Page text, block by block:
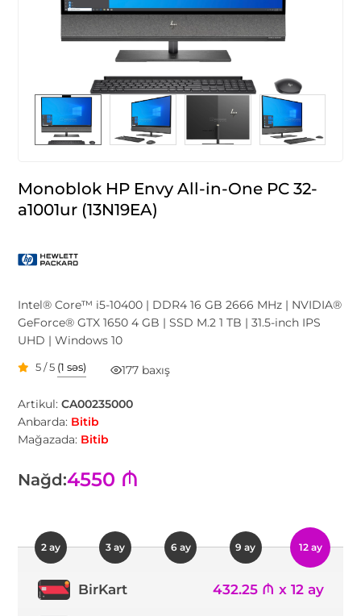
Monoblok HP Envy All-in-One PC 32-
a1001ur (13N19EA)
Intel® Core™ i5-10400 | DDR4 16 GB 2666 MHz | NVIDIA®
GeForce® GTX 1650 4 GB | SSD M.2 1 TB | 31.5-inch IPS
UHD | Windows 10
5 / 5 (1 səs) 177 baxış
Artikul:CA00235000
Anbarda: Bitib
Mağazada: Bitib
Nağd:4550 ₼
2 ay 3 ay 6 ay 9 ay 12 ay
BirKart 432.25 ₼ x 12 ay